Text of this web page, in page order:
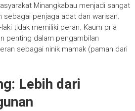
Minangkabau menjadi sangat
penjaga adat dan warisan.
tidak memiliki peran. Kaum pria
penting dalam pengambilan
sebagai ninik mamak (paman dari
Lebih dari